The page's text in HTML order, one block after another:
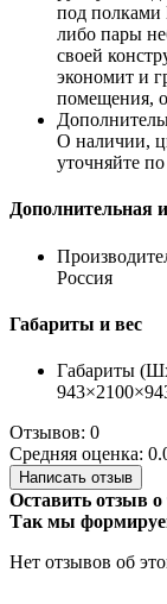
под полками
либо пары
своей
экономит и
помещения,
О наличии,
уточняйте
Дополнительная
Россия
Габариты и вес
Габариты
Отзывов: 0
Средняя оценка:
Написать отзыв
Оставить отзыв о
Так мы
Нет отзывов об